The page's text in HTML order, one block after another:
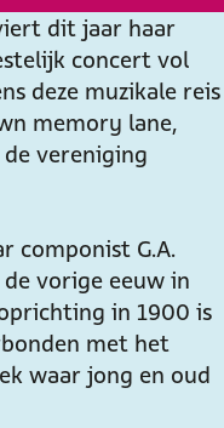
dit jaar haar
concert vol
deze muzikale reis
memory lane,
vereniging
componist G.A.
vorige eeuw in
in 1900 is
met het
waar jong en oud